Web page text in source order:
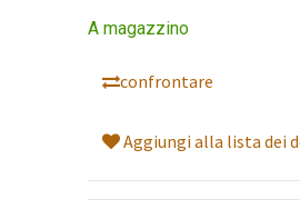
A magazzino
confrontare
Aggiungi alla lista dei